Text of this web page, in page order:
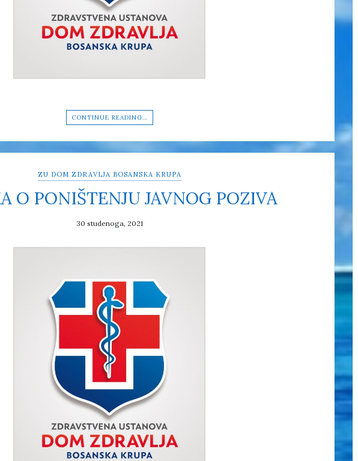
CONTINUE READING…
ZU DOM ZDRAVLJA BOSANSKA KRUPA
O PONIŠTENJU JAVNOG POZIVA
30 studenoga, 2021